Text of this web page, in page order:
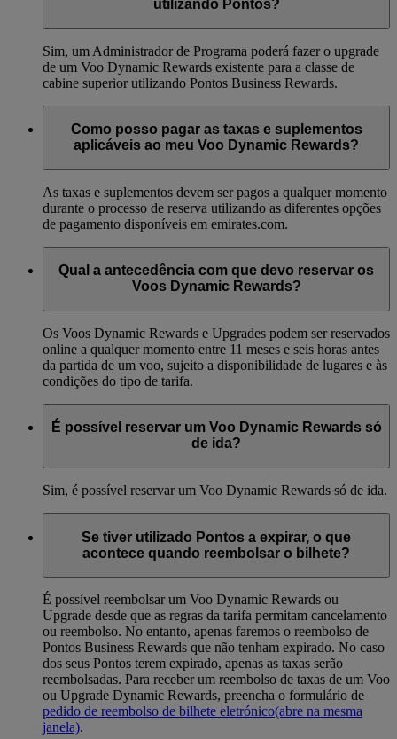
utilizando Pontos?
Sim, um Administrador de Programa poderá fazer o upgrade
de um Voo Dynamic Rewards existente para a classe de
cabine superior utilizando Pontos Business Rewards.
Como posso pagar as taxas e suplementos
aplicáveis ao meu Voo Dynamic Rewards?
As taxas e suplementos devem ser pagos a qualquer momento
durante o processo de reserva utilizando as diferentes opções
de pagamento disponíveis em emirates.com.
Qual a antecedência com que devo reservar os
Voos Dynamic Rewards?
Os Voos Dynamic Rewards e Upgrades podem ser reservados
online a qualquer momento entre 11 meses e seis horas antes
da partida de um voo, sujeito a disponibilidade de lugares e às
condições do tipo de tarifa.
É possível reservar um Voo Dynamic Rewards só
de ida?
Sim, é possível reservar um Voo Dynamic Rewards só de ida.
Se tiver utilizado Pontos a expirar, o que
acontece quando reembolsar o bilhete?
É possível reembolsar um Voo Dynamic Rewards ou
Upgrade desde que as regras da tarifa permitam cancelamento
ou reembolso. No entanto, apenas faremos o reembolso de
Pontos Business Rewards que não tenham expirado. No caso
dos seus Pontos terem expirado, apenas as taxas serão
reembolsadas. Para receber um reembolso de taxas de um Voo
ou Upgrade Dynamic Rewards, preencha o formulário de
pedido de reembolso de bilhete eletrónico(abre na mesma
janela).